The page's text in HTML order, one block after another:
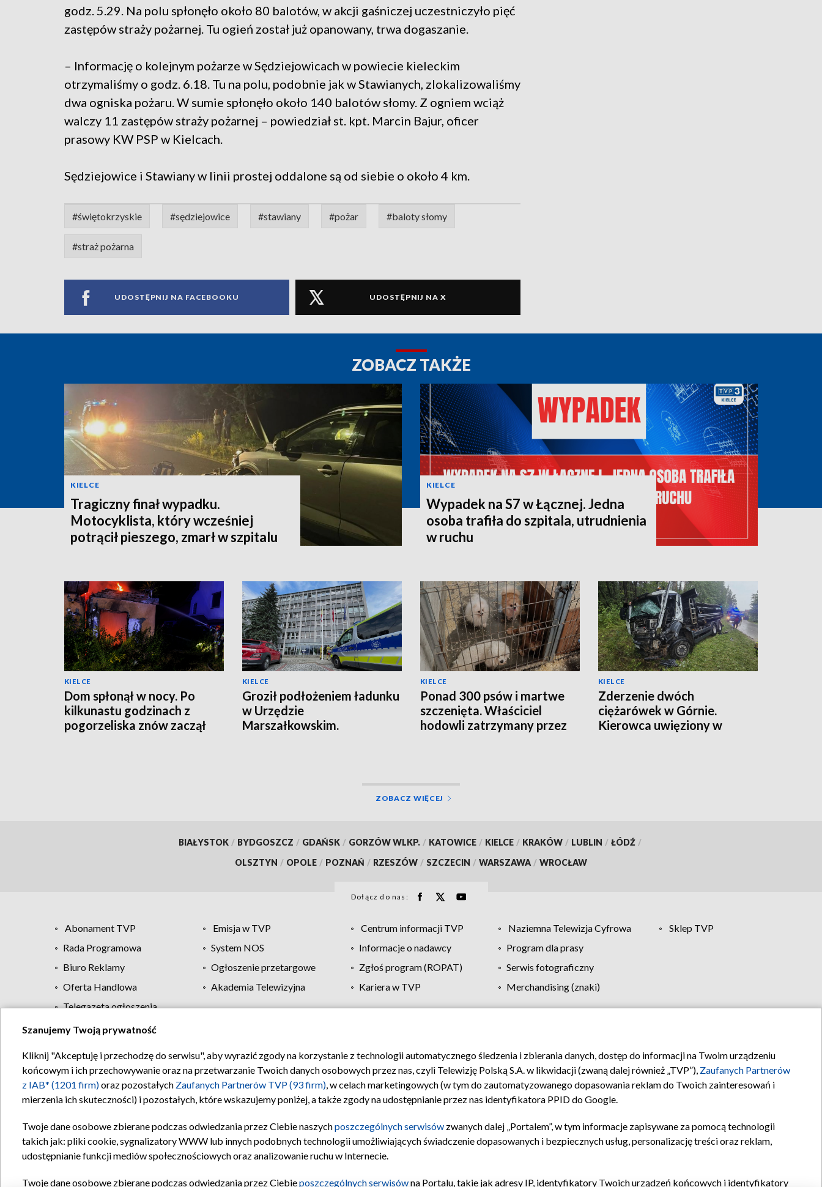
godz. 5.29. Na polu spłonęło około 80 balotów, w akcji gaśniczej uczestniczyło pięć
zastępów straży pożarnej. Tu ogień został już opanowany, trwa dogaszanie.
– Informację o kolejnym pożarze w Sędziejowicach w powiecie kieleckim
otrzymaliśmy o godz. 6.18. Tu na polu, podobnie jak w Stawianych, zlokalizowaliśmy
dwa ogniska pożaru. W sumie spłonęło około 140 balotów słomy. Z ogniem wciąż
walczy 11 zastępów straży pożarnej – powiedział st. kpt. Marcin Bajur, oficer
prasowy KW PSP w Kielcach.
Sędziejowice i Stawiany w linii prostej oddalone są od siebie o około 4 km.
#świętokrzyskie #sędziejowice #stawiany #pożar #baloty słomy
#straż pożarna
UDOSTĘPNIJ NA FACEBOOKU UDOSTĘPNIJ NA X
ZOBACZ TAKŻE
KIELCE
Tragiczny finał wypadku.
Motocyklista, który wcześniej
potrącił pieszego, zmarł w szpitalu
KIELCE
Wypadek na S7 w Łącznej. Jedna
osoba trafiła do szpitala, utrudnienia
w ruchu
KIELCE
Dom spłonął w nocy. Po
kilkunastu godzinach z
pogorzeliska znów zaczął
KIELCE
Groził podłożeniem ładunku
w Urzędzie
Marszałkowskim.
KIELCE
Ponad 300 psów i martwe
szczenięta. Właściciel
hodowli zatrzymany przez
KIELCE
Zderzenie dwóch
ciężarówek w Górnie.
Kierowca uwięziony w
ZOBACZ WIĘCEJ
BIAŁYSTOK / BYDGOSZCZ / GDAŃSK / GORZÓW WLKP. / KATOWICE / KIELCE / KRAKÓW / LUBLIN / ŁÓDŹ /
OLSZTYN / OPOLE / POZNAŃ / RZESZÓW / SZCZECIN / WARSZAWA / WROCŁAW
Dołącz do nas:
Abonament TVP Emisja w TVP Centrum informacji TVP Naziemna Telewizja Cyfrowa
Sklep TVP
Rada Programowa
System NOS Informacje o nadawcy
Program dla prasy
Biuro Reklamy
Ogłoszenie przetargowe Zgłoś program (ROPAT)
Serwis fotograficzny
Oferta Handlowa
Akademia Telewizyjna Kariera w TVP
Merchandising (znaki)
Telegazeta ogłoszenia
Regulamin TVP Polityka prywatności Moje zgody Pomoc Biuro reklamy Kontakt
Szanujemy Twoją prywatność
Kliknij "Akceptuję i przechodzę do serwisu", aby wyrazić zgody na korzystanie z technologii automatycznego śledzenia i zbierania danych, dostęp do informacji na Twoim urządzeniu
końcowym i ich przechowywanie oraz na przetwarzanie Twoich danych osobowych przez nas, czyli Telewizję Polską S.A. w likwidacji (zwaną dalej również „TVP”), Zaufanych Partnerów
z IAB* (1201 firm)oraz pozostałych Zaufanych Partnerów TVP (93 firm), w celach marketingowych (w tym do zautomatyzowanego dopasowania reklam do Twoich zainteresowań i
mierzenia ich skuteczności) i pozostałych, które wskazujemy poniżej, a także zgody na udostępnianie przez nas identyfikatora PPID do Google.
Twoje dane osobowe zbierane podczas odwiedzania przez Ciebie naszychposzczególnych serwisów zwanych dalej „Portalem”, w tym informacje zapisywane za pomocą technologii
takich jak: pliki cookie, sygnalizatory WWW lub innych podobnych technologii umożliwiających świadczenie dopasowanych i bezpiecznych usług, personalizację treści oraz reklam,
udostępnianie funkcji mediów społecznościowych oraz analizowanie ruchu w Internecie.
Twoje dane osobowe zbierane podczas odwiedzania przez Ciebieposzczególnych serwisówna Portalu, takie jak adresy IP, identyfikatory Twoich urządzeń końcowych i identyfikatory